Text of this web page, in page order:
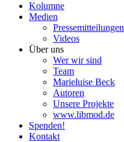
Kolumne
Medien
Pres­se­mit­tei­lun­gen
Videos
Über uns
Wer wir sind
Team
Marie­luise Beck
Autoren
Unsere Pro­jekte
www.libmod.de
Spenden!
Kontakt